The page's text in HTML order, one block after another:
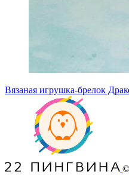
Вязаная игрушка-брелок
©